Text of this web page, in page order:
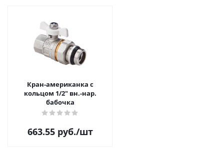
Кран-американка с
кольцом 1/2" вн.-нар.
бабочка
663.55руб./шт